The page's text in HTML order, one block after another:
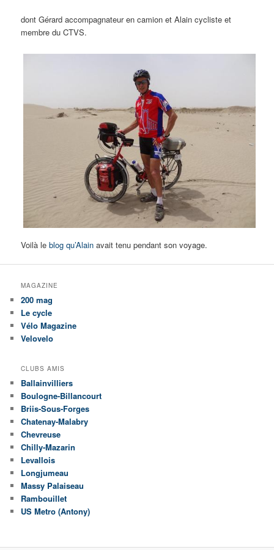
dont Gérard accompagnateur en camion et Alain cycliste et
membre du CTVS.
Voilà leblog qu’Alain avait tenu pendant son voyage.
MAGAZINE
200 mag
Le cycle
Vélo Magazine
Velovelo
CLUBS AMIS
Ballainvilliers
Boulogne-Billancourt
Briis-Sous-Forges
Chatenay-Malabry
Chevreuse
Chilly-Mazarin
Levallois
Longjumeau
Massy Palaiseau
Rambouillet
US Metro (Antony)